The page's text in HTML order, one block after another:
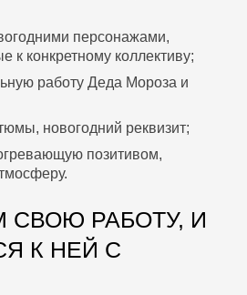
персонажами,
к конкретному коллективу;
работу Деда Мороза и
новогодний реквизит;
позитивом,
РАБОТУ, И
К НЕЙ С